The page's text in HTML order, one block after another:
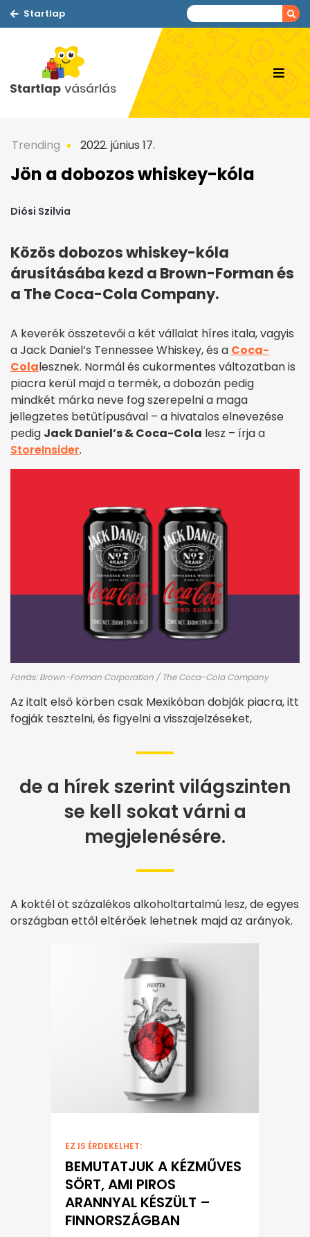
Startlap
Trending 2022. június 17.
Jön a dobozos whiskey-kóla
Diósi Szilvia
Közös dobozos whiskey-kóla
árusításába kezd a Brown-Forman és
a The Coca-Cola Company.
A keverék összetevői a két vállalat híres itala, vagyis
a Jack Daniel’s Tennessee Whiskey, és a Coca-
Colalesznek. Normál és cukormentes változatban is
piacra kerül majd a termék, a dobozán pedig
mindkét márka neve fog szerepelni a maga
jellegzetes betűtípusával – a hivatalos elnevezése
pedig Jack Daniel’s & Coca-Cola lesz – írja a
StoreInsider.
Forrás: Brown-Forman Corporation / The Coca-Cola Company
Az italt első körben csak Mexikóban dobják piacra, itt
fogják tesztelni, és figyelni a visszajelzéseket,
de a hírek szerint világszinten
se kell sokat várni a
megjelenésére.
A koktél öt százalékos alkoholtartalmú lesz, de egyes
országban ettől eltérőek lehetnek majd az arányok.
EZ IS ÉRDEKELHET:
BEMUTATJUK A KÉZMŰVES
SÖRT, AMI PIROS
ARANNYAL KÉSZÜLT –
FINNORSZÁGBAN